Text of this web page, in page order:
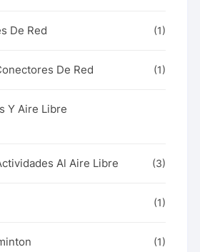
De Red (1)
De Red (1)
Y Aire Libre
Al Aire Libre (3)
(1)
(1)